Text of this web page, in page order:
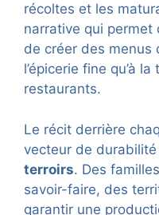
récoltes et les
narrative qui permet
de créer des menus
l’épicerie fine qu’à
restaurants.
Le récit derrière
vecteur de
terroirs. Des
savoir-faire, des
garantir une